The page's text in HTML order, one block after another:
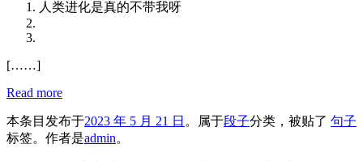
人类进化是真的不带我呀
[……]
Read more
本条目发布于2023 年 5 月 21 日 。属于段子分类，被贴了 句子
标签。 作者是admin。